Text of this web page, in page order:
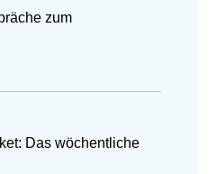
zum
Das wöchentliche